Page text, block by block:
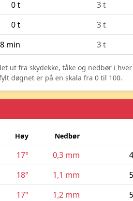
0 t 3 t
0 t 3 t
8 min 3 t
ut fra skydekke, tåke og nedbør i
døgnet er på en skala fra 0 til 100.
Høy Nedbør
17° 0,3 mm
18° 1,1 mm
17° 1,2 mm